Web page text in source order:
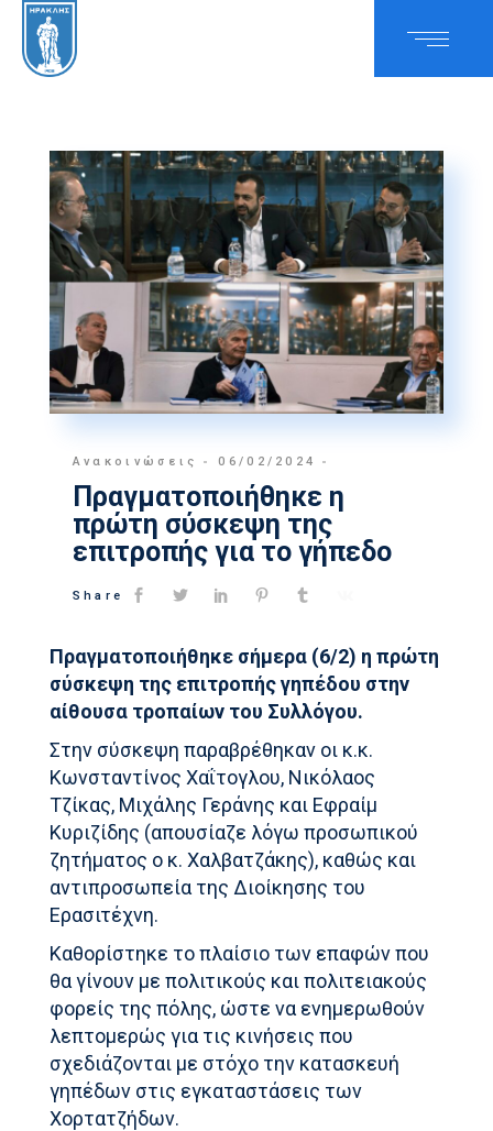
Ανακοινώσεις 06/02/2024
Πραγματοποιήθηκε η
πρώτη σύσκεψη της
επιτροπής για το γήπεδο
Share
Πραγματοποιήθηκε σήμερα (6/2) η πρώτη
σύσκεψη της επιτροπής γηπέδου στην
αίθουσα τροπαίων του Συλλόγου.
Στην σύσκεψη παραβρέθηκαν οι κ.κ.
Κωνσταντίνος Χαΐτογλου, Νικόλαος
Τζίκας, Μιχάλης Γεράνης και Εφραίμ
Κυριζίδης (απουσίαζε λόγω προσωπικού
ζητήματος ο κ. Χαλβατζάκης), καθώς και
αντιπροσωπεία της Διοίκησης του
Ερασιτέχνη.
Καθορίστηκε το πλαίσιο των επαφών που
θα γίνουν με πολιτικούς και πολιτειακούς
φορείς της πόλης, ώστε να ενημερωθούν
λεπτομερώς για τις κινήσεις που
σχεδιάζονται με στόχο την κατασκευή
γηπέδων στις εγκαταστάσεις των
Χορτατζήδων.